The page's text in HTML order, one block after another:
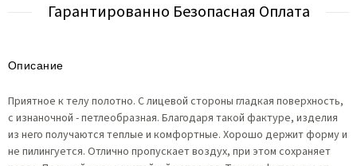
Гарантированно Безопасная Оплата
Описание
Приятное к телу полотно. С лицевой стороны гладкая поверхность,
с изнаночной - петлеобразная. Благодаря такой фактуре, изделия
из него получаются теплые и комфортные. Хорошо держит форму и
не пилингуется. Отлично пропускает воздух, при этом сохраняет